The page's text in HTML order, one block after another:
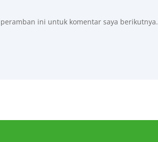
ini untuk komentar saya berikutnya.